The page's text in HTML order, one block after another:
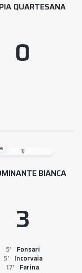
QUARTESANA
0
BIANCA
3
5
Fonsari
5
Incorvaia
17
Farina